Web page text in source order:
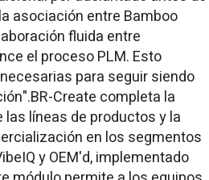
asociación entre Bamboo
fluida entre
el proceso PLM. Esto
para seguir siendo
Create completa la
las líneas de productos y la
en los segmentos
y OEM'd, implementado